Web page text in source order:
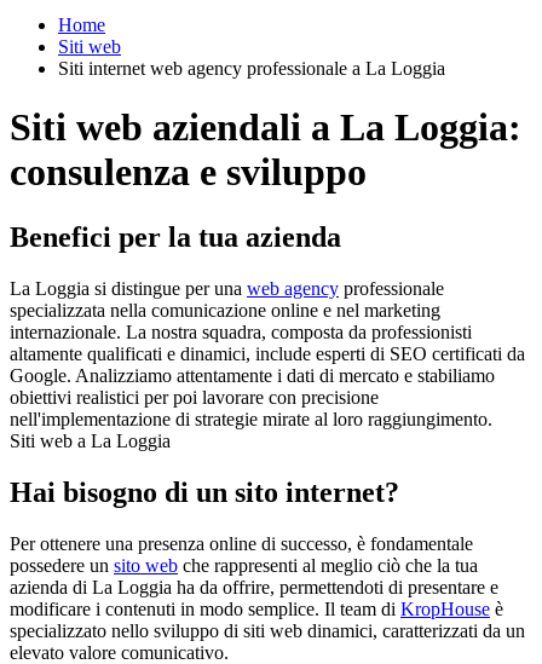
Home
Siti web
Siti internet web agency professionale a La Loggia
Siti web aziendali a La Loggia:
consulenza e sviluppo
Benefici per la tua azienda
La Loggia si distingue per una web agency professionale
specializzata nella comunicazione online e nel marketing
internazionale. La nostra squadra, composta da professionisti
altamente qualificati e dinamici, include esperti di SEO certificati da
Google. Analizziamo attentamente i dati di mercato e stabiliamo
obiettivi realistici per poi lavorare con precisione
nell'implementazione di strategie mirate al loro raggiungimento.
Siti web a La Loggia
Hai bisogno di un sito internet?
Per ottenere una presenza online di successo, è fondamentale
possedere un sito web che rappresenti al meglio ciò che la tua
azienda di La Loggia ha da offrire, permettendoti di presentare e
modificare i contenuti in modo semplice. Il team di KropHouse è
specializzato nello sviluppo di siti web dinamici, caratterizzati da un
elevato valore comunicativo.